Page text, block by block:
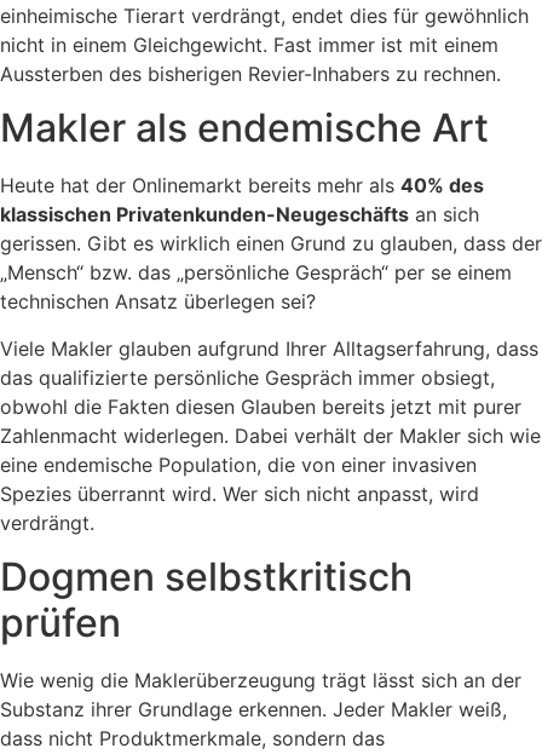
einheimische Tierart verdrängt, endet dies für gewöhnlich
nicht in einem Gleichgewicht. Fast immer ist mit einem
Aussterben des bisherigen Revier-Inhabers zu rechnen.
Makler als endemische Art
Heute hat der Onlinemarkt bereits mehr als 40% des
klassischen Privatenkunden-Neugeschäfts an sich
gerissen. Gibt es wirklich einen Grund zu glauben, dass der
„Mensch“ bzw. das „persönliche Gespräch“ per se einem
technischen Ansatz überlegen sei?
Viele Makler glauben aufgrund Ihrer Alltagserfahrung, dass
das qualifizierte persönliche Gespräch immer obsiegt,
obwohl die Fakten diesen Glauben bereits jetzt mit purer
Zahlenmacht widerlegen. Dabei verhält der Makler sich wie
eine endemische Population, die von einer invasiven
Spezies überrannt wird. Wer sich nicht anpasst, wird
verdrängt.
Dogmen selbstkritisch
prüfen
Wie wenig die Maklerüberzeugung trägt lässt sich an der
Substanz ihrer Grundlage erkennen. Jeder Makler weiß,
dass nicht Produktmerkmale, sondern das